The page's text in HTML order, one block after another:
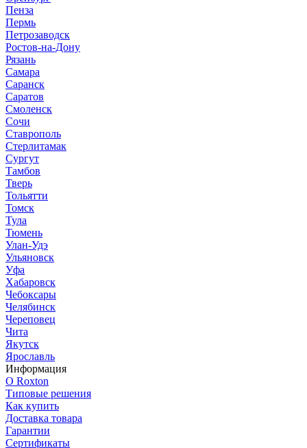
Пенза
Пермь
Петрозаводск
Ростов-на-Дону
Рязань
Самара
Саранск
Саратов
Смоленск
Сочи
Ставрополь
Стерлитамак
Сургут
Тамбов
Тверь
Тольятти
Томск
Тула
Тюмень
Улан-Удэ
Ульяновск
Уфа
Хабаровск
Чебоксары
Челябинск
Череповец
Чита
Якутск
Ярославль
Информация
О Roxton
Типовые решения
Как купить
Доставка товара
Гарантии
Сертификаты